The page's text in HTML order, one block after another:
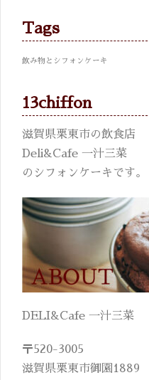
Tags
飲み物とシフォンケーキ
13chiffon
滋賀県栗東市の飲食店
Deli&Cafe 一汁三菜
のシフォンケーキです。
DELI&Cafe 一汁三菜
〒520-3005
滋賀県栗東市御園1889